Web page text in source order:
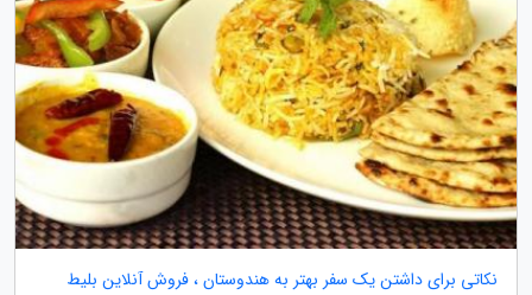
نکاتی برای داشتن یک سفر بهتر به هندوستان ، فروش آنلاین بلیط